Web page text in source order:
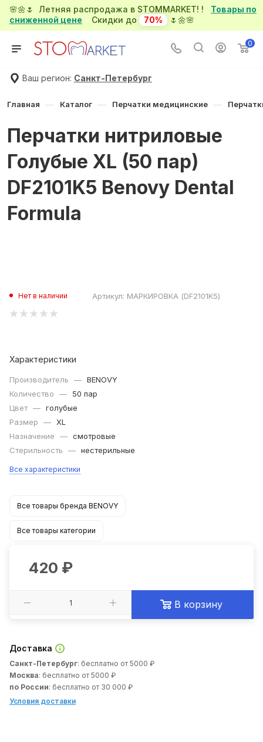
🌸🌼🌷 Летняя распродажа в STOMMARKET! ! Товары по
сниженной цене Скидки до 70% 🌷🌼🌸
0
Ваш регион: Санкт-Петербург
Главная — Каталог — Перчатки медицинские —
Перчатки нитриловые
Голубые XL (50 пар)
DF2101K5 Benovy Dental
Formula
Нет в наличии Артикул: МАРКИРОВКА (DF2101K5)
Характеристики
Производитель — BENOVY
Количество
—
50 пар
Цвет — голубые
Размер
— XL
Назначение
— смотровые
Стерильность
— нестерильные
Все характеристики
Все товары бренда BENOVY
Все товары категории
420 ₽
В корзину
Доставка
Санкт-Петербург: бесплатно от 5000 ₽
Москва: бесплатно от 5000 ₽
по России: бесплатно от 30 000 ₽
Условия доставки